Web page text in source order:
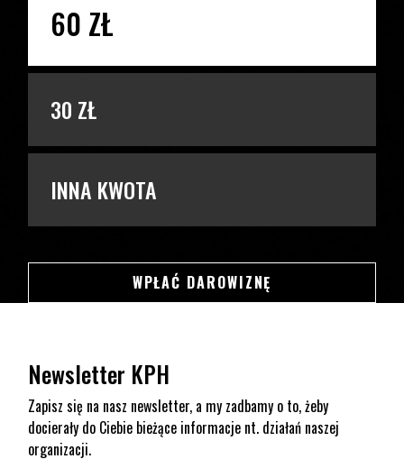
60 ZŁ
30 ZŁ
INNA KWOTA
WPŁAĆ DAROWIZNĘ
Newsletter KPH
Zapisz się na nasz newsletter, a my zadbamy o to, żeby
docierały do Ciebie bieżące informacje nt. działań naszej
organizacji.